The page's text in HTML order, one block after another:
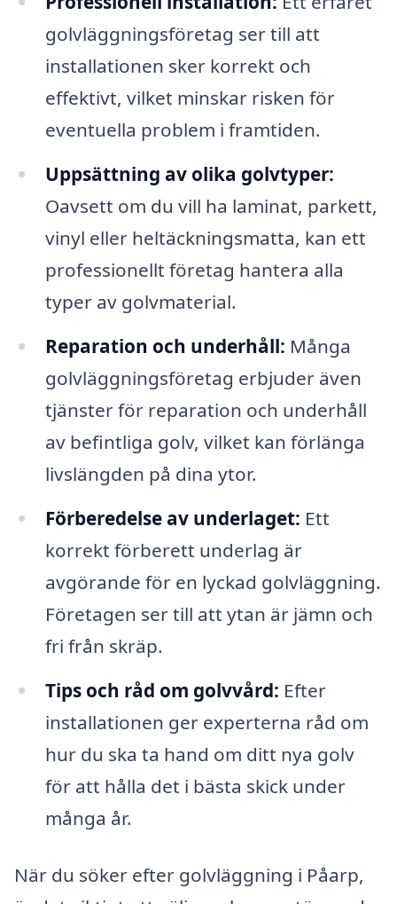
golvläggningsföretag ser till att
installationen sker korrekt och
effektivt, vilket minskar risken för
eventuella problem i framtiden.
Uppsättning av olika golvtyper:
Oavsett om du vill ha laminat, parkett,
vinyl eller heltäckningsmatta, kan ett
professionellt företag hantera alla
typer av golvmaterial.
Reparation och underhåll: Många
golvläggningsföretag erbjuder även
tjänster för reparation och underhåll
av befintliga golv, vilket kan förlänga
livslängden på dina ytor.
Förberedelse av underlaget: Ett
korrekt förberett underlag är
avgörande för en lyckad golvläggning.
Företagen ser till att ytan är jämn och
fri från skräp.
Tips och råd om golvvård: Efter
installationen ger experterna råd om
hur du ska ta hand om ditt nya golv
för att hålla det i bästa skick under
många år.
När du söker efter golvläggning i Påarp,